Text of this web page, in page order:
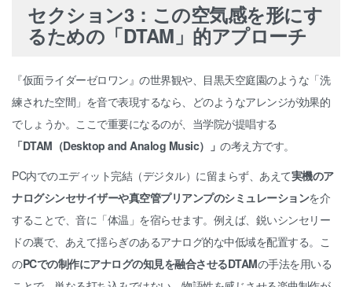
セクション3：この空気感を形にす
るための「DTAM」的アプローチ
『仮面ライダーゼロワン』の世界観や、目黒天空庭園のような「洗
練された空間」を音で表現するなら、どのようなアレンジが効果的
でしょうか。ここで重要になるのが、当学院が提唱する
「DTAM（Desktop and Analog Music）」 の考え方です。
PC内でのエディット完結（デジタル）に留まらず、あえて実機のア
ナログシンセサイザーや真空管プリアンプのシミュレーションを介
することで、音に「体温」を宿らせます。例えば、鋭いシンセリー
ドの裏で、あえて揺らぎのあるアナログ的な中低域を配置する。こ
のPCでの制作にアナログの知見を融合させるDTAMの手法を用いる